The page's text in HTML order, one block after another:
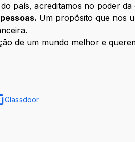
país, acreditamos no poder
Um propósito que nos
de um mundo melhor e
Glassdoor